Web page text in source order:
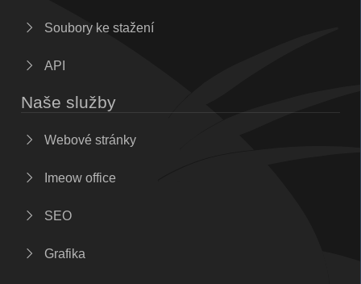
Soubory ke stažení
API
Naše služby
Webové stránky
Imeow office
SEO
Grafika